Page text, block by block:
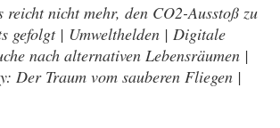
nicht mehr, den CO2-Ausstoß zu
gefolgt | Umwelthelden | Digitale
nach alternativen Lebensräumen |
Der Traum vom sauberen Fliegen |